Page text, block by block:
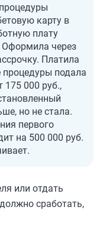
карту в
плату
Оформила через
Платила
процедуры подала
175 000 руб.,
но не стала.
первого
на 500 000 руб.
или отдать
сработать,